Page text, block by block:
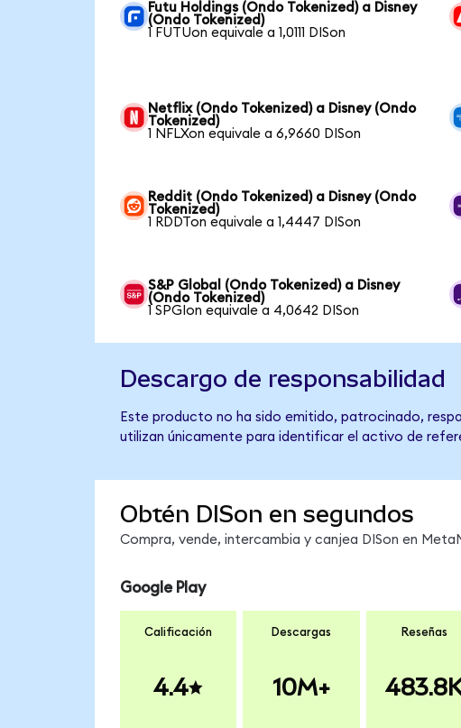
Futu Holdings (Ondo Tokenized) a Disney
(Ondo Tokenized)
1 FUTUon equivale a 1,0111 DISon
Netflix (Ondo Tokenized) a Disney (Ondo
Tokenized)
1 NFLXon equivale a 6,9660 DISon
Reddit (Ondo Tokenized) a Disney (Ondo
Tokenized)
1 RDDTon equivale a 1,4447 DISon
S&P Global (Ondo Tokenized) a Disney
(Ondo Tokenized)
1 SPGIon equivale a 4,0642 DISon
Descargo de responsabilidad
Este producto no ha sido emitido, patrocinado,
utilizan únicamente para identificar el activo de
Obtén DISon en segundos
Compra, vende, intercambia y canjea DISon en
Google Play
Calificación
4.4
Descargas
10M+
Reseñas